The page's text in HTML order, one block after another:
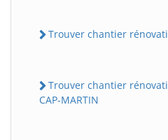
Trouver chantier
Trouver chantier
CAP-MARTIN